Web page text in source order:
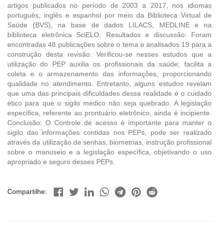
artigos publicados no período de 2003 a 2017, nos idiomas
português, inglês e espanhol por meio da Biblioteca Virtual de
Saúde (BVS), na base de dados LILACS, MEDLINE e na
biblioteca eletrônica SciELO. Resultados e discussão: Foram
encontradas 48 publicações sobre o tema e analisados 19 para a
construção desta revisão. Verificou-se nesses estudos que a
utilização do PEP auxilia os profissionais da saúde; facilita a
coleta e o armazenamento das informações, proporcionando
qualidade no atendimento. Entretanto, alguns estudos revelam
que uma das principais dificuldades dessa realidade é o cuidado
ético para que o sigilo médico não seja quebrado. A legislação
específica, referente ao prontuário eletrônico, ainda é incipiente.
Conclusão: O Controle de acesso é importante para manter o
sigilo das informações contidas nos PEPs, pode ser realizado
através da utilização de senhas, biometrias, instrução profissional
sobre o manuseio e a legislação específica, objetivando o uso
apropriado e seguro desses PEPs.
Compartilhe: